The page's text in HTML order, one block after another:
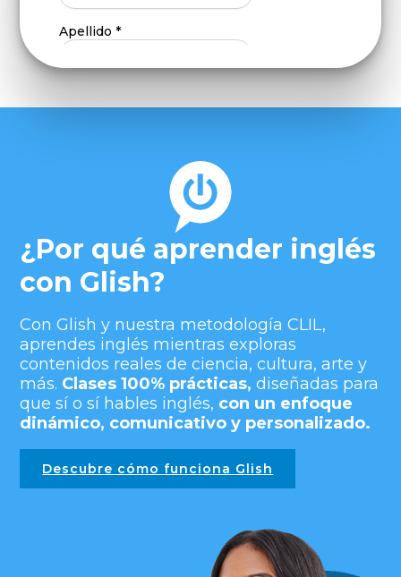
¿Por qué aprender inglés
con Glish?
Con Glish y nuestra metodología CLIL,
aprendes inglés mientras exploras
contenidos reales de ciencia, cultura, arte y
más. Clases 100% prácticas, diseñadas para
que sí o sí hables inglés, con un enfoque
dinámico, comunicativo y personalizado.
Descubre cómo funciona Glish